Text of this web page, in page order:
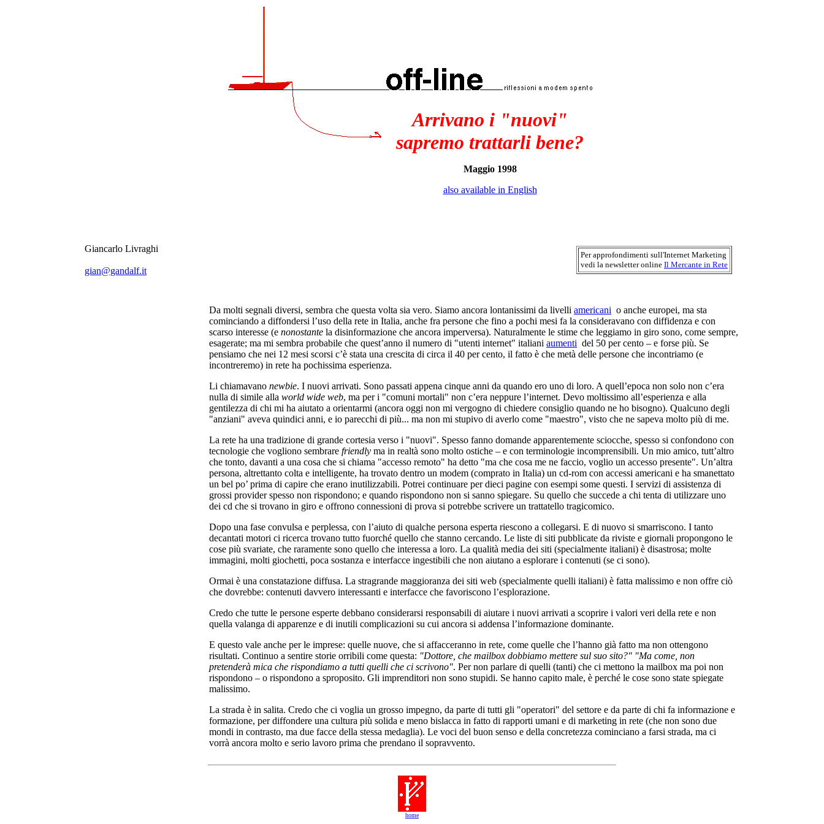
Arrivano i "nuovi"
sapremo trattarli bene?
Maggio 1998
also available in English
Giancarlo Livraghi
gian@gandalf.it
Per approfondimenti sull'Internet Marketing
vedi la newsletter online Il Mercante in Rete
Da molti segnali diversi, sembra che questa volta sia vero. Siamo ancora lontanissimi da livelli americani o anche europei, ma sta
cominciando a diffondersi l’uso della rete in Italia, anche fra persone che fino a pochi mesi fa la consideravano con diffidenza e con
scarso interesse (e nonostante la disinformazione che ancora imperversa). Naturalmente le stime che leggiamo in giro sono, come sempre,
esagerate; ma mi sembra probabile che quest’anno il numero di "utenti internet" italiani aumenti del 50 per cento – e forse più. Se
pensiamo che nei 12 mesi scorsi c’è stata una crescita di circa il 40 per cento, il fatto è che metà delle persone che incontriamo (e
incontreremo) in rete ha pochissima esperienza.
Li chiamavano newbie. I nuovi arrivati. Sono passati appena cinque anni da quando ero uno di loro. A quell’epoca non solo non c’era
nulla di simile alla world wide web, ma per i "comuni mortali" non c’era neppure l’internet. Devo moltissimo all’esperienza e alla
gentilezza di chi mi ha aiutato a orientarmi (ancora oggi non mi vergogno di chiedere consiglio quando ne ho bisogno). Qualcuno degli
"anziani" aveva quindici anni, e io parecchi di più... ma non mi stupivo di averlo come "maestro", visto che ne sapeva molto più di me.
La rete ha una tradizione di grande cortesia verso i "nuovi". Spesso fanno domande apparentemente sciocche, spesso si confondono con
tecnologie che vogliono sembrare friendly ma in realtà sono molto ostiche – e con terminologie incomprensibili. Un mio amico, tutt’altro
che tonto, davanti a una cosa che si chiama "accesso remoto" ha detto "ma che cosa me ne faccio, voglio un accesso presente". Un’altra
persona, altrettanto colta e intelligente, ha trovato dentro un modem (comprato in Italia) un cd-rom con accessi americani e ha smanettato
un bel po’ prima di capire che erano inutilizzabili. Potrei continuare per dieci pagine con esempi some questi. I servizi di assistenza di
grossi provider spesso non rispondono; e quando rispondono non si sanno spiegare. Su quello che succede a chi tenta di utilizzare uno
dei cd che si trovano in giro e offrono connessioni di prova si potrebbe scrivere un trattatello tragicomico.
Dopo una fase convulsa e perplessa, con l’aiuto di qualche persona esperta riescono a collegarsi. E di nuovo si smarriscono. I tanto
decantati motori ci ricerca trovano tutto fuorché quello che stanno cercando. Le liste di siti pubblicate da riviste e giornali propongono le
cose più svariate, che raramente sono quello che interessa a loro. La qualità media dei siti (specialmente italiani) è disastrosa; molte
immagini, molti giochetti, poca sostanza e interfacce ingestibili che non aiutano a esplorare i contenuti (se ci sono).
Ormai è una constatazione diffusa. La stragrande maggioranza dei siti web (specialmente quelli italiani) è fatta malissimo e non offre ciò
che dovrebbe: contenuti davvero interessanti e interfacce che favoriscono l’esplorazione.
Credo che tutte le persone esperte debbano considerarsi responsabili di aiutare i nuovi arrivati a scoprire i valori veri della rete e non
quella valanga di apparenze e di inutili complicazioni su cui ancora si addensa l’informazione dominante.
E questo vale anche per le imprese: quelle nuove, che si affacceranno in rete, come quelle che l’hanno già fatto ma non ottengono
risultati. Continuo a sentire storie orribili come questa: "Dottore, che mailbox dobbiamo mettere sul suo sito?" "Ma come, non
pretenderà mica che rispondiamo a tutti quelli che ci scrivono". Per non parlare di quelli (tanti) che ci mettono la mailbox ma poi non
rispondono – o rispondono a sproposito. Gli imprenditori non sono stupidi. Se hanno capito male, è perché le cose sono state spiegate
malissimo.
La strada è in salita. Credo che ci voglia un grosso impegno, da parte di tutti gli "operatori" del settore e da parte di chi fa informazione e
formazione, per diffondere una cultura più solida e meno bislacca in fatto di rapporti umani e di marketing in rete (che non sono due
mondi in contrasto, ma due facce della stessa medaglia). Le voci del buon senso e della concretezza cominciano a farsi strada, ma ci
vorrà ancora molto e serio lavoro prima che prendano il sopravvento.
home